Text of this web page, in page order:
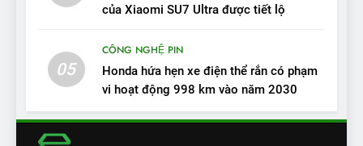
VinFast VF7 – Mẫu xe cá
ĐÁNH GIÁ XE
Chuyên gia tiết lộ bài test
của Xiaomi SU7 Ultra được tiết lộ
05
CÔNG NGHỆ PIN
Honda hứa hẹn xe điện thể rắn có phạm
vi hoạt động 998 km vào năm 2030